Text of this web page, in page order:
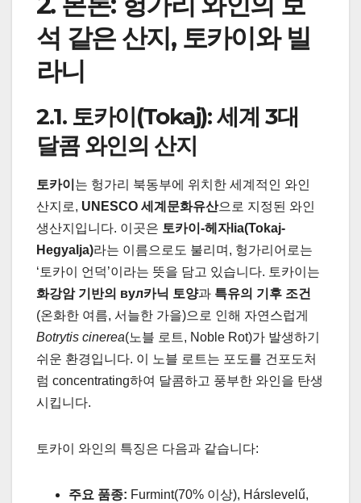
석 같은 산지, 토카이와 빌
라니
2.1. 토카이(Tokaj): 세계 3대
달콤 와인의 산지
토카이 는 헝가리 북동부에 위치한 세계적인 와인
산지로, UNESCO 세계문화유산으로 지정된 와인
생산지입니다. 이곳은 토카이-헤자lia(Tokaj-
Hegyalja)라는 이름으로도 불리며, 헝가리어로는
‘토카이 언덕’이라는 뜻을 담고 있습니다. 토카이는
화강암 기반의 вул카닉 토양과 특유의 기후 조건
(온화한 여름, 서늘한 가을)으로 인해 자연스럽게
Botrytis cinerea(노블 로트, Noble Rot)가 발생하기
쉬운 환경입니다. 이 노블 로트는 포도를 건포도처
럼 concentrating하여 달콤하고 풍부한 와인을 탄생
시킵니다.
토카이 와인의 특징은 다음과 같습니다:
주요 품종: Furmint(70% 이상), Hárslevelű,